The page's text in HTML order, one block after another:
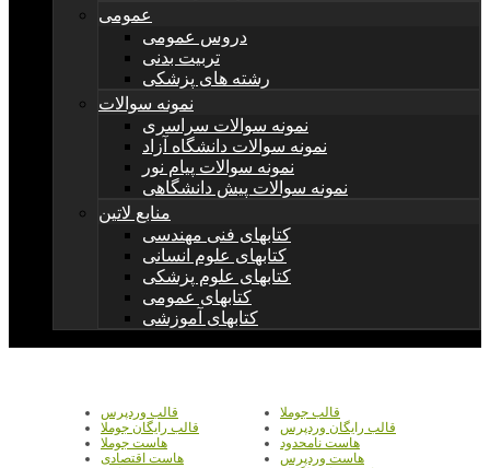
عمومی
دروس عمومی
تربیت بدنی
رشته های پزشکی
نمونه سوالات
نمونه سوالات سراسری
نمونه سوالات دانشگاه آزاد
نمونه سوالات پیام نور
نمونه سوالات پیش دانشگاهی
منابع لاتین
کتابهای فنی مهندسی
کتابهای علوم انسانی
کتابهای علوم پزشکی
کتابهای عمومی
کتابهای آموزشی
قالب جوملا
قالب وردپرس
قالب رایگان وردپرس
قالب رایگان جوملا
هاست نامحدود
هاست جوملا
هاست وردپرس
هاست اقتصادی